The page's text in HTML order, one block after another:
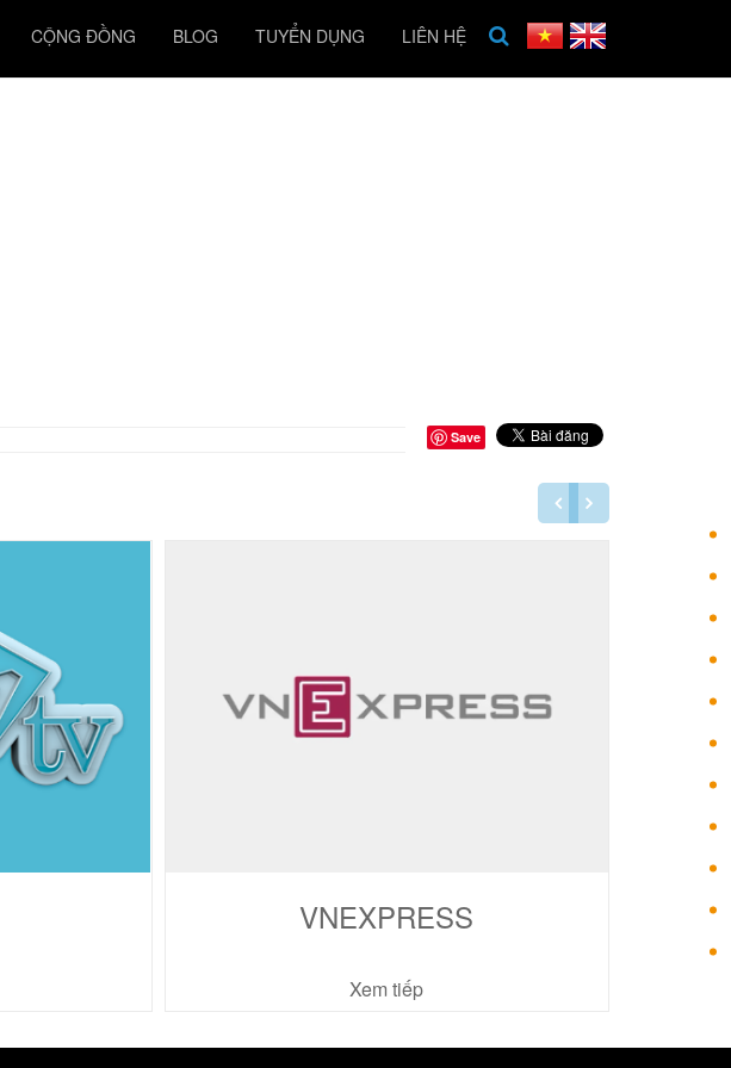
CỘNG ĐỒNG BLOG TUYỂN DỤNG LIÊN HỆ
Save
VNEXPRESS
Xem tiếp